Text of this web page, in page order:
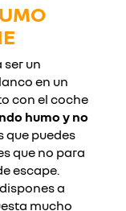
ser un
en un
con el coche
humo y no
que puedes
que no para
escape.
a
mucho